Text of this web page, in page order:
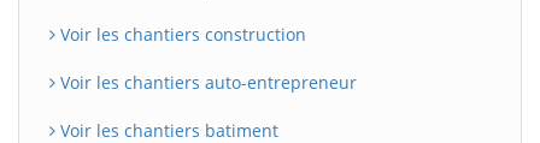
Voir les chantiers construction
Voir les chantiers auto-entrepreneur
Voir les chantiers batiment